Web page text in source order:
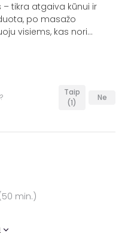
tikra atgaiva kūnui ir
po masažo
visiems, kas nori...
Taip
(1)
Ne
min.)